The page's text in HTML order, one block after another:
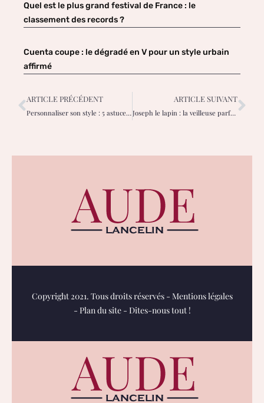
Quel est le plus grand festival de France : le
classement des records ?
Cuenta coupe : le dégradé en V pour un style urbain
affirmé
ARTICLE PRÉCÉDENT
Personnaliser son style : 5 astuces pour choisir les bons bijoux
ARTICLE SUIVANT
Joseph le lapin : la veilleuse parfaite pour bébé
Copyright 2021. Tous droits réservés - Mentions légales
- Plan du site- Dites-nous tout !